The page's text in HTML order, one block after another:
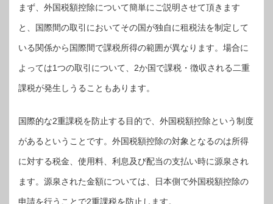
まず、外国税額控除について簡単にご説明させて頂きます
と、国際間の取引においてその国が独自に租税法を制定して
いる関係から国際間で課税所得の範囲が異なります。場合に
よっては1つの取引について、2か国で課税・徴収される二重
課税が発生しうることもあります。
国際的な2重課税を防止する目的で、外国税額控除という制度
があるということです。外国税額控除の対象となるのは所得
に対する税金、使用料、利息及び配当の支払い時に源泉され
ます。源泉された金額については、日本側で外国税額控除の
申請を行うことで2重課税を防止します。